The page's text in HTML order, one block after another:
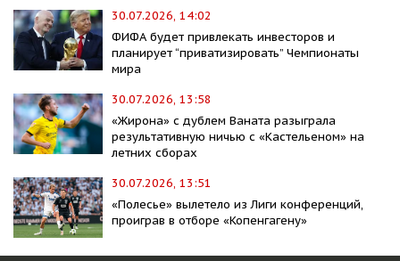
30.07.2026, 14:02
ФИФА будет привлекать инвесторов и
планирует “приватизировать” Чемпионаты
мира
30.07.2026, 13:58
«Жирона» с дублем Ваната разыграла
результативную ничью с «Кастельеном» на
летних сборах
30.07.2026, 13:51
«Полесье» вылетело из Лиги конференций,
проиграв в отборе «Копенгагену»